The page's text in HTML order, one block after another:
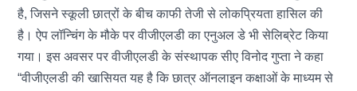
है, जिसने स्कूली छात्रों के बीच काफी तेजी से लोकप्रियता हासिल की
है। ऐप लॉन्चिंग के मौके पर वीजीएलडी का एनुअल डे भी सेलिब्रेट किया
गया। इस अवसर पर वीजीएलडी के संस्थापक सीए विनोद गुप्ता ने कहा
“वीजीएलडी की खासियत यह है कि छात्र ऑनलाइन कक्षाओं के माध्यम से